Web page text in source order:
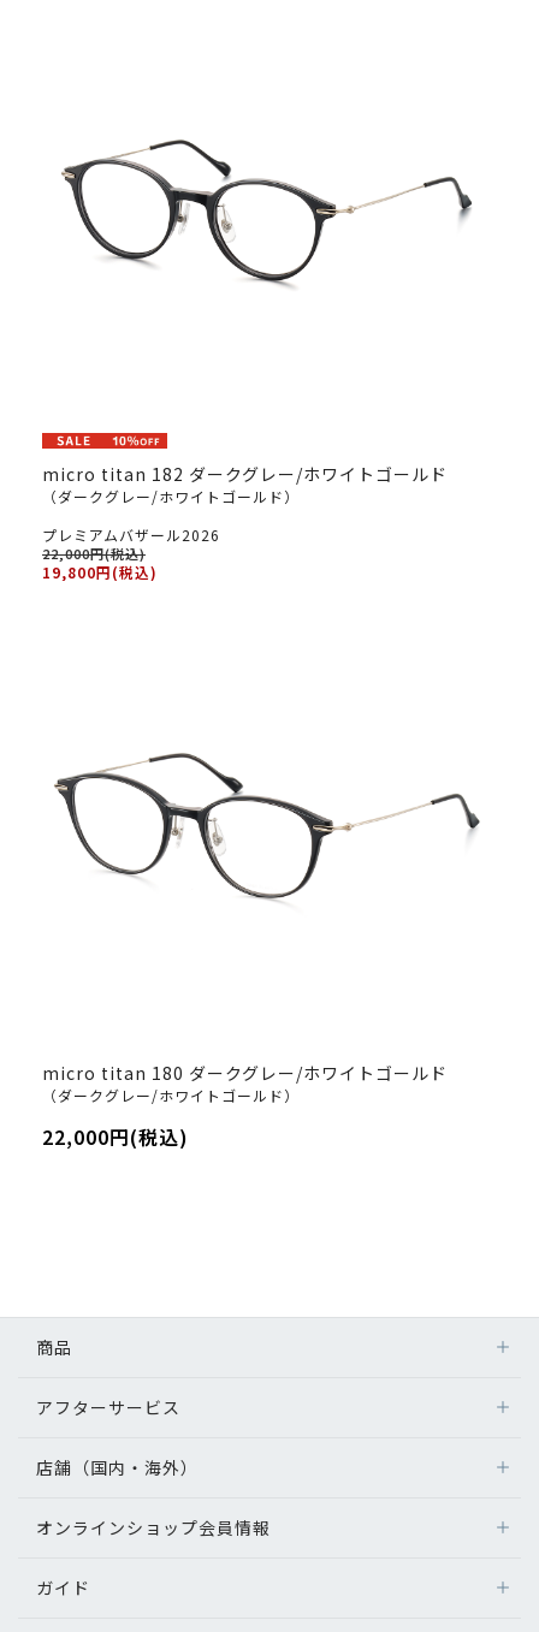
micro titan 182 ダークグレー/ホワイトゴールド
（ダークグレー/ホワイトゴールド）
プレミアムバザール2026
22,000円(税込)
19,800円(税込)
micro titan 180 ダークグレー/ホワイトゴールド
（ダークグレー/ホワイトゴールド）
22,000円(税込)
商品
アフターサービス
店舗（国内・海外）
オンラインショップ会員情報
ガイド